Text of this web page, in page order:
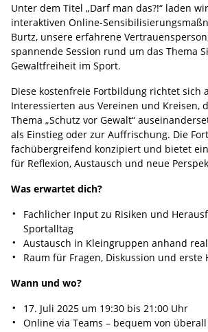
Unter dem Titel „Darf man das?!“ laden
interaktiven Online-
Burtz, unsere erfahrene
spannende Session rund um das Thema
Gewaltfreiheit im Sport.
Diese kostenfreie Fortbildung richtet sich
Interessierten aus Vereinen und Kreisen,
Thema „Schutz vor Gewalt“
als Einstieg oder zur Auffrischung. Die
fachübergreifend konzipiert und bietet
für Reflexion, Austausch und neue
Was erwartet dich?
Fachlicher Input zu Risiken und
Sportalltag
Austausch in Kleingruppen anhand
Raum für Fragen, Diskussion und
Wann und wo?
17. Juli 2025 um 19:30 bis 21:00 Uhr
Online via Teams – bequem von